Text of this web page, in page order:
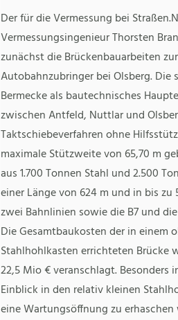
Der für die Vermessung bei
Vermessungsingenieur Thorsten
zunächst die Brückenbauarbeiten
Autobahnzubringer bei Olsberg. Die
Bermecke als bautechnisches
zwischen Antfeld, Nuttlar und
Taktschiebeverfahren ohne
maximale Stützweite von 65,70 m
aus 1.700 Tonnen Stahl und 2.500
einer Länge von 624 m und in bis zu
zwei Bahnlinien sowie die B7 und
Die Gesamtbaukosten der in einem
Stahlhohlkasten errichteten Brücke
22,5 Mio € veranschlagt. Besonders
Einblick in den relativ kleinen
eine Wartungsöffnung zu erhaschen